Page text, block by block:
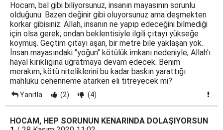
Hocam, bal gibi biliyorsunuz, insanın mayasının sorunlu
olduğunu. Bazen değinir gibi oluyorsunuz ama deşmekten
korkar gibisiniz. Allah, insanın ne yapıp edeceğini bilmediği
için olsa gerek, ondan beklentisiyle ilgili çıtayı yükseğe
koymuş. Geçtim çıtayı aşan, bir metre bile yaklaşan yok.
İnsan mayasındaki "yoğun" kötülük imkanı nedeniyle, Allah'ı
hayal kırıklığına uğratmaya devam edecek. Benim
merakım, kötü niteliklerini bu kadar baskın yarattığı
mahluku cehenneme atarken eli titreyecek mi?
Yanıtla (2) (4)
HOCAM, HEP SORUNUN KENARINDA DOLAŞIYORSUN